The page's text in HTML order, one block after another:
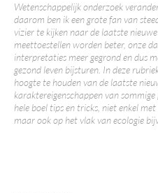
Wetenschappelijk onderzoek
daarom ben ik een grote fan van
vizier te kijken naar de laatste
meettoestellen worden beter, onze
interpretaties meer gegrond en dus
gezond leven bijsturen. In deze
hoogte te houden van de laatste
karaktereigenschappen van
hele boel tips en tricks, niet enkel
maar ook op het vlak van ecologie